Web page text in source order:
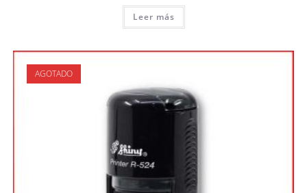
Leer más
AGOTADO